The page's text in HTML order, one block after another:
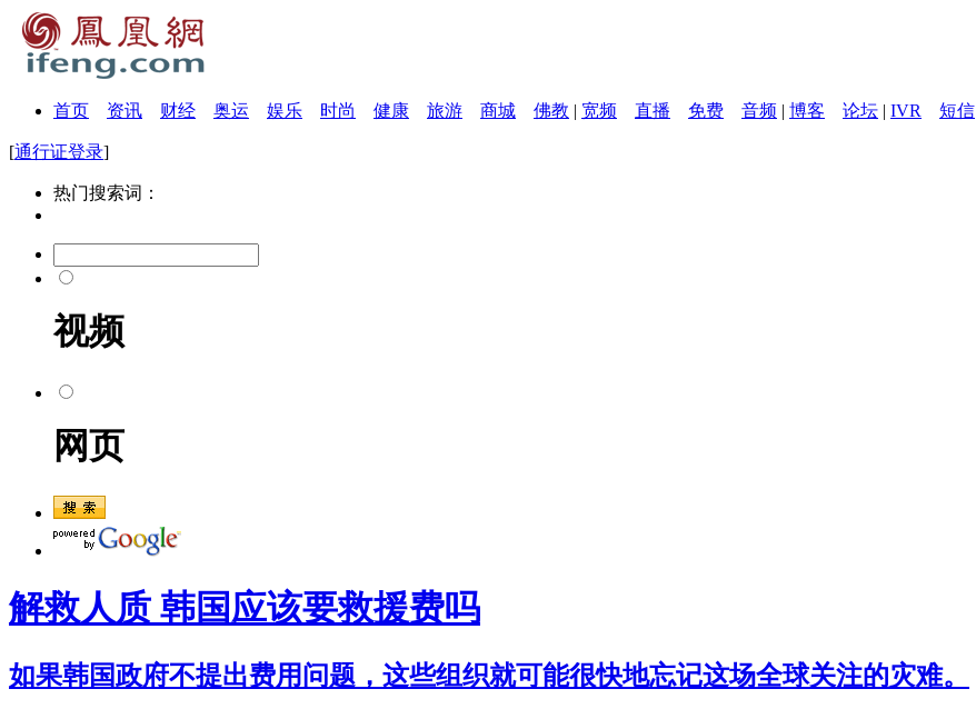
首页 资讯 财经 奥运 娱乐 时尚 健康 旅游 商城 佛教 | 宽频 直播 免费 音频 | 博客 论坛 | IVR 短信
[通行证登录]
热门搜索词：
视频
网页
解救人质 韩国应该要救援费吗
如果韩国政府不提出费用问题，这些组织就可能很快地忘记这场全球关注的灾难。